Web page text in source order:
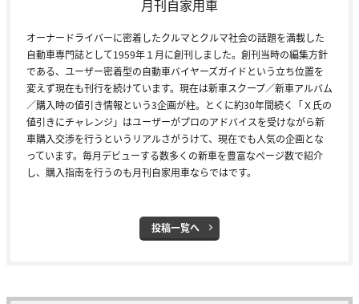
月刊自家用車
オーナードライバーに密着したクルマとクルマ社会の話題を満載した
自動車専門誌として1959年１月に創刊しました。創刊当時の編集方針
である、ユーザー密着型の自動車バイヤーズガイドという立ち位置を
変えず現在も刊行を続けています。現在は新車スクープ／新車アルバム
／購入時の値引き情報という3企画が柱。とくに約30年間続く「Ｘ氏の
値引きにチャレンジ」はユーザーがプロのアドバイスを受けながら新
車購入交渉を行うというリアルさがうけて、現在でも人気の企画とな
っています。毎月デビューする数多くの新車を豊富なページ数で紹介
し、購入指南を行うのも月刊自家用車ならではです。
投稿一覧へ